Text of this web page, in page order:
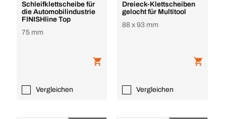
Schleifklettscheibe für
die Automobilindustrie
FINISHline Top
75 mm
Vergleichen
Dreieck-Klettscheiben
gelocht für Multitool
88 x 93 mm
Vergleichen